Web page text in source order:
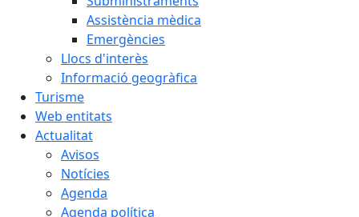
Assistència mèdica
Emergències
Llocs d'interès
Informació geogràfica
Turisme
Web entitats
Actualitat
Avisos
Notícies
Agenda
Agenda política